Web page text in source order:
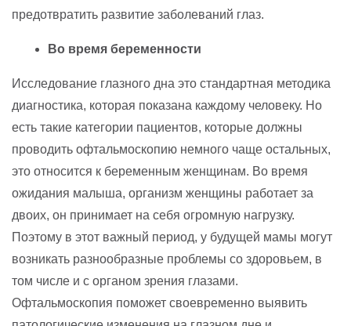
предотвратить развитие заболеваний глаз.
Во время беременности
Исследование глазного дна это стандартная методика
диагностика, которая показана каждому человеку. Но
есть такие категории пациентов, которые должны
проводить офтальмоскопию немного чаще остальных,
это относится к беременным женщинам. Во время
ожидания малыша, организм женщины работает за
двоих, он принимает на себя огромную нагрузку.
Поэтому в этот важный период, у будущей мамы могут
возникать разнообразные проблемы со здоровьем, в
том числе и с органом зрения глазами.
Офтальмоскопия поможет своевременно выявить